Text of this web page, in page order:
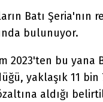
Batı Şeria'nın
bulunuyor.
2023'ten bu yana
yaklaşık 11 bin
aldığı